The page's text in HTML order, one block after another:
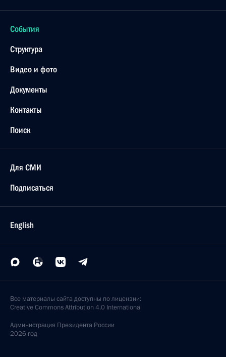
События
Структура
Видео и фото
Документы
Контакты
Поиск
Для СМИ
Подписаться
English
Все материалы сайта доступны по лицензии:
Creative Commons Attribution 4.0 International
Администрация Президента России
2026 год